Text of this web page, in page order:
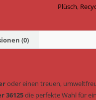
Geräusch
Nr.
Plüsch,
(0)
oder einen treuen,
36125die perfekte Wahl für